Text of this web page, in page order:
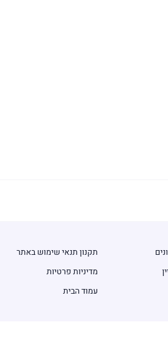
תקנון תנאי שימוש באתר
מדיניות פרטיות
עמוד הבית